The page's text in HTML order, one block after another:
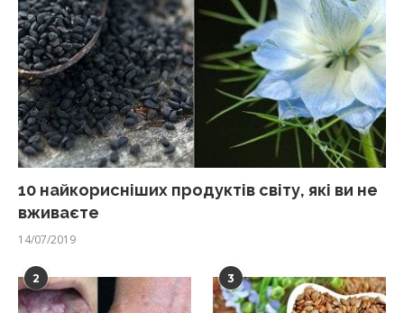
10 найкорисніших продуктів світу, які ви не
вживаєте
14/07/2019
2 3